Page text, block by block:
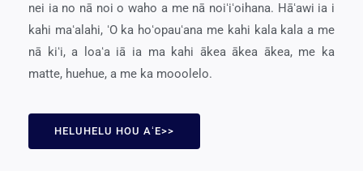
nei ia no nā noi o waho a me nā noiʻiʻoihana. Hāʻawi ia i
kahi maʻalahi, ʻO ka hoʻopauʻana me kahi kala kala a me
nā kiʻi, a loaʻa iā ia ma kahi ākea ākea ākea, me ka
matte, huehue, a me ka mooolelo.
HELUHELU HOU AʻE>>